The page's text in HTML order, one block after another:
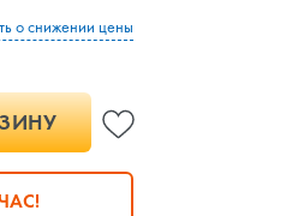
о снижении цены